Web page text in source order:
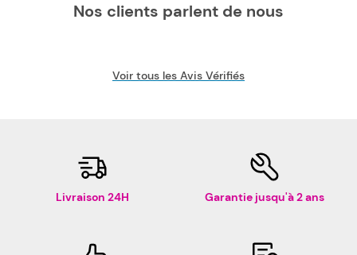
Nos clients parlent de nous
Voir tous les Avis Vérifiés
Livraison 24H Garantie jusqu'à 2 ans